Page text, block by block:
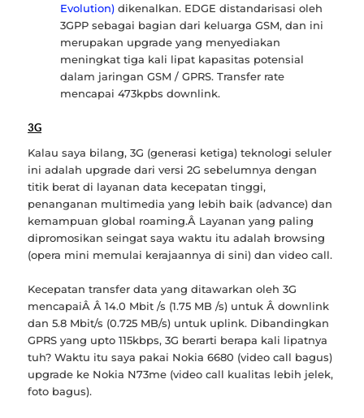
Evolution)dikenalkan. EDGE distandarisasi oleh
3GPP sebagai bagian dari keluarga GSM, dan ini
merupakan upgrade yang menyediakan
meningkat tiga kali lipat kapasitas potensial
dalam jaringan GSM / GPRS. Transfer rate
mencapai 473kpbs downlink.
3G
Kalau saya bilang, 3G (generasi ketiga) teknologi seluler
ini adalah upgrade dari versi 2G sebelumnya dengan
titik berat di layanan data kecepatan tinggi,
penanganan multimedia yang lebih baik (advance) dan
kemampuan global roaming.Â Layanan yang paling
dipromosikan seingat saya waktu itu adalah browsing
(opera mini memulai kerajaannya di sini) dan video call.
Kecepatan transfer data yang ditawarkan oleh 3G
mencapaiÂ Â 14.0 Mbit /s (1.75 MB /s) untuk Â downlink
dan 5.8 Mbit/s (0.725 MB/s) untuk uplink. Dibandingkan
GPRS yang upto 115kbps, 3G berarti berapa kali lipatnya
tuh? Waktu itu saya pakai Nokia 6680 (video call bagus)
upgrade ke Nokia N73me (video call kualitas lebih jelek,
foto bagus).